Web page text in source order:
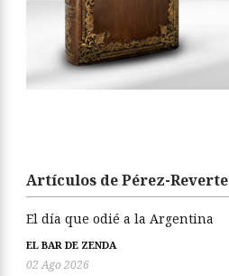
Artículos de Pérez-Reverte
El día que odié a la Argentina
EL BAR DE ZENDA
02 Ago 2026